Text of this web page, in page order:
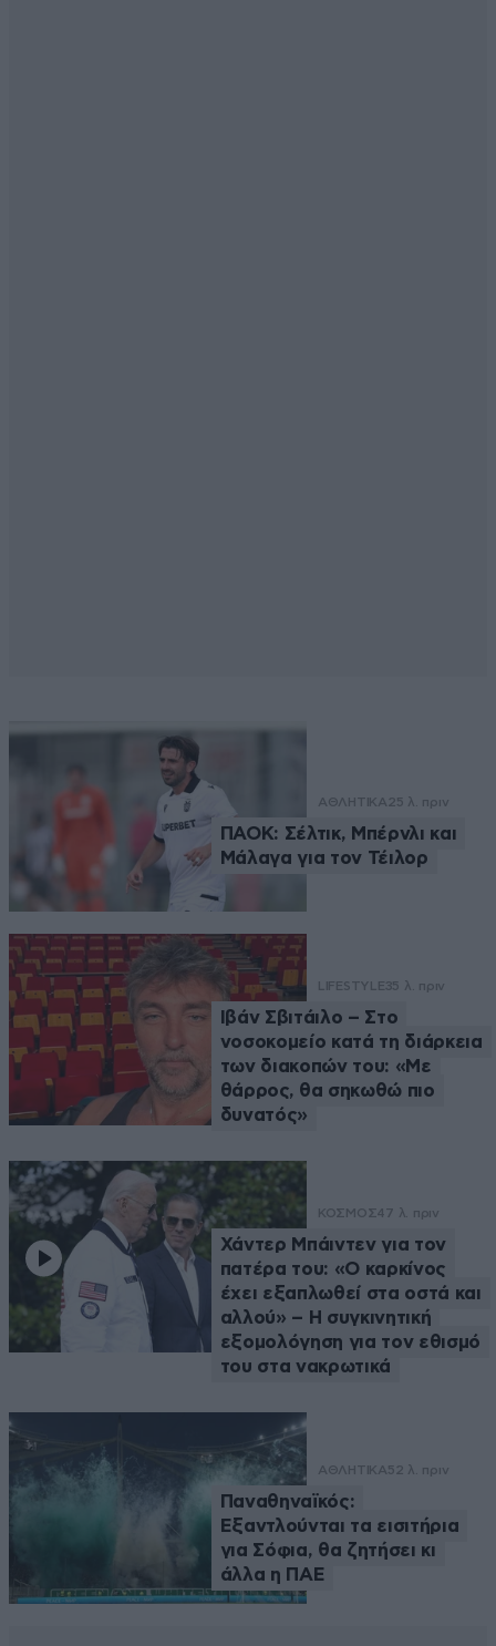
ΑΘΛΗΤΙΚΑ25 λ. πριν
ΠΑΟΚ: Σέλτικ, Μπέρνλι και
Μάλαγα για τον Τέιλορ
LIFESTYLE35 λ. πριν
Ιβάν Σβιτάιλο – Στο
νοσοκομείο κατά τη διάρκεια
των διακοπών του: «Με
θάρρος, θα σηκωθώ πιο
δυνατός»
ΚΟΣΜΟΣ47 λ. πριν
Χάντερ Μπάιντεν για τον
πατέρα του: «Ο καρκίνος
έχει εξαπλωθεί στα οστά και
αλλού» – Η συγκινητική
εξομολόγηση για τον εθισμό
του στα νακρωτικά
ΑΘΛΗΤΙΚΑ52 λ. πριν
Παναθηναϊκός:
Εξαντλούνται τα εισιτήρια
για Σόφια, θα ζητήσει κι
άλλα η ΠΑΕ